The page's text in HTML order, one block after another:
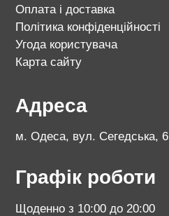
Оплата і доставка
Політика конфіденційності
Угода користувача
Карта сайту
Адреса
м. Одеса, вул. Сегедська, 6
Графік роботи
Щоденно з 10:00 до 20:00